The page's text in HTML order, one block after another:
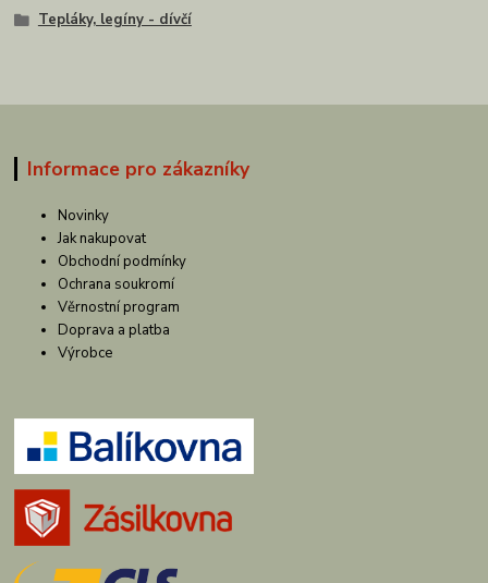
Tepláky, legíny - dívčí
Informace pro zákazníky
Novinky
Jak nakupovat
Obchodní podmínky
Ochrana soukromí
Věrnostní program
Doprava a platba
Výrobce